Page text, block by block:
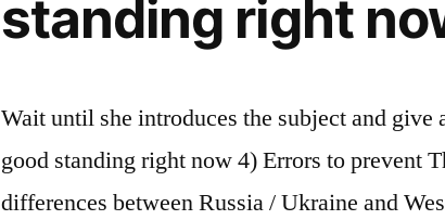
standing right
Wait until she introduces the subject and
good standing right now 4) Errors to prevent
differences between Russia / Ukraine and